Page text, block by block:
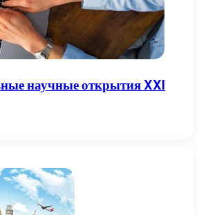
научные открытия XXI